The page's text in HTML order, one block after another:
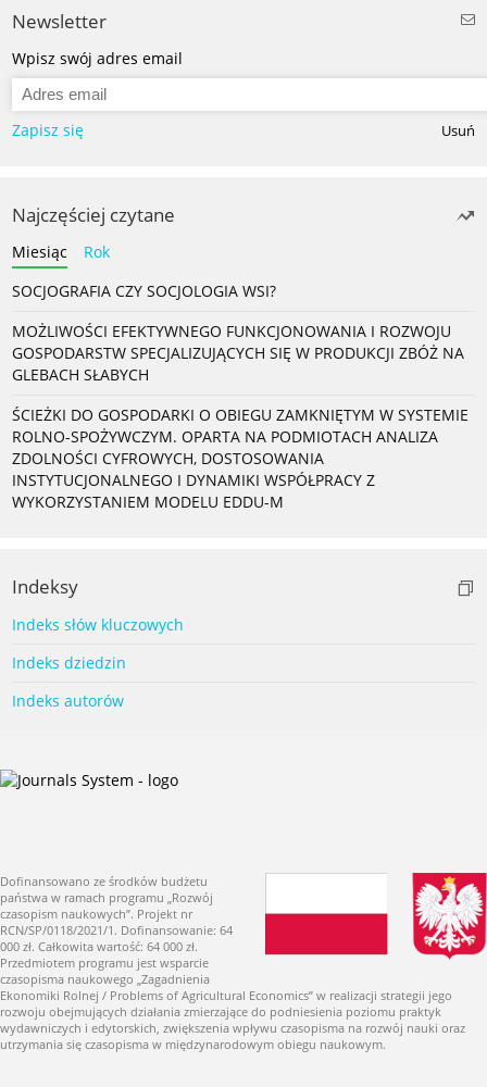
Newsletter
Wpisz swój adres email
Zapisz się Usuń
Najczęściej czytane
Miesiąc
Rok
SOCJOGRAFIA CZY SOCJOLOGIA WSI?
MOŻLIWOŚCI EFEKTYWNEGO FUNKCJONOWANIA I ROZWOJU
GOSPODARSTW SPECJALIZUJĄCYCH SIĘ W PRODUKCJI ZBÓŻ NA
GLEBACH SŁABYCH
ŚCIEŻKI DO GOSPODARKI O OBIEGU ZAMKNIĘTYM W SYSTEMIE
ROLNO-SPOŻYWCZYM. OPARTA NA PODMIOTACH ANALIZA
ZDOLNOŚCI CYFROWYCH, DOSTOSOWANIA
INSTYTUCJONALNEGO I DYNAMIKI WSPÓŁPRACY Z
WYKORZYSTANIEM MODELU EDDU-M
Indeksy
Indeks słów kluczowych
Indeks dziedzin
Indeks autorów
Dofinansowano ze środków budżetu
państwa w ramach programu „Rozwój
czasopism naukowych”. Projekt nr
RCN/SP/0118/2021/1. Dofinansowanie: 64
000 zł. Całkowita wartość: 64 000 zł.
Przedmiotem programu jest wsparcie
czasopisma naukowego „Zagadnienia
Ekonomiki Rolnej / Problems of Agricultural Economics” w realizacji strategii jego
rozwoju obejmujących działania zmierzające do podniesienia poziomu praktyk
wydawniczych i edytorskich, zwiększenia wpływu czasopisma na rozwój nauki oraz
utrzymania się czasopisma w międzynarodowym obiegu naukowym.